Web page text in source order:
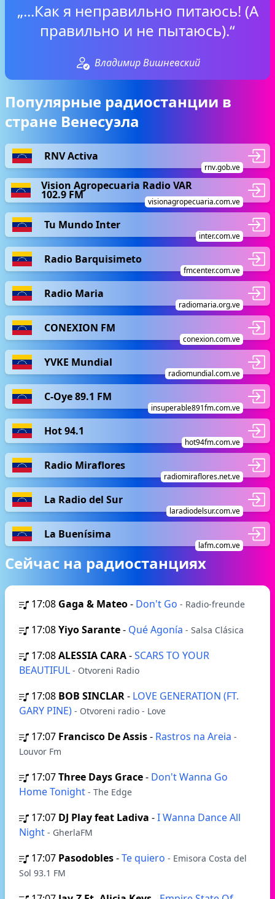
„...Как я неправильно питаюсь! (А
правильно и не пытаюсь).“
Владимир Вишневский
Популярные радиостанции в
стране Венесуэла
RNV Activa
rnv.gob.ve
Vision Agropecuaria Radio VAR
102.9 FM
visionagropecuaria.com.ve
Tu Mundo Inter
inter.com.ve
Radio Barquisimeto
fmcenter.com.ve
Radio Maria
radiomaria.org.ve
CONEXION FM
conexion.com.ve
YVKE Mundial
radiomundial.com.ve
C-Oye 89.1 FM
insuperable891fm.com.ve
Hot 94.1
hot94fm.com.ve
Radio Miraflores
radiomiraflores.net.ve
La Radio del Sur
laradiodelsur.com.ve
La Buenísima
lafm.com.ve
Сейчас на радиостанциях
17:08 Gaga & Mateo- Don't Go - Radio-freunde
17:08Yiyo Sarante- Qué Agonía - Salsa Clásica
17:08ALESSIA CARA-SCARS TO YOUR
BEAUTIFUL - Otvoreni Radio
17:08 BOB SINCLAR- LOVE GENERATION (FT.
GARY PINE) - Otvoreni radio - Love
17:07 Francisco De Assis- Rastros na Areia -
Louvor Fm
17:07Three Days Grace- Don't Wanna Go
Home Tonight - The Edge
17:07 DJ Play feat Ladiva -I Wanna Dance All
Night - GherlaFM
17:07 Pasodobles-Te quiero - Emisora Costa del
Sol 93.1 FM